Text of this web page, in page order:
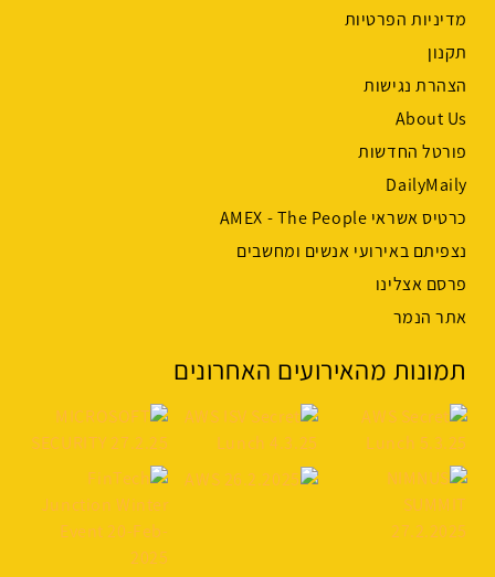
מדיניות הפרטיות
תקנון
הצהרת נגישות
About Us
פורטל החדשות
DailyMaily
כרטיס אשראי AMEX - The People
נצפיתם באירועי אנשים ומחשבים
פרסם אצלינו
אתר הנמר
תמונות מהאירועים האחרונים